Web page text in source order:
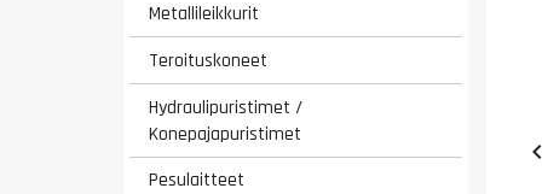
Metallileikkurit
Teroituskoneet
Hydraulipuristimet /
Konepajapuristimet
Pesulaitteet